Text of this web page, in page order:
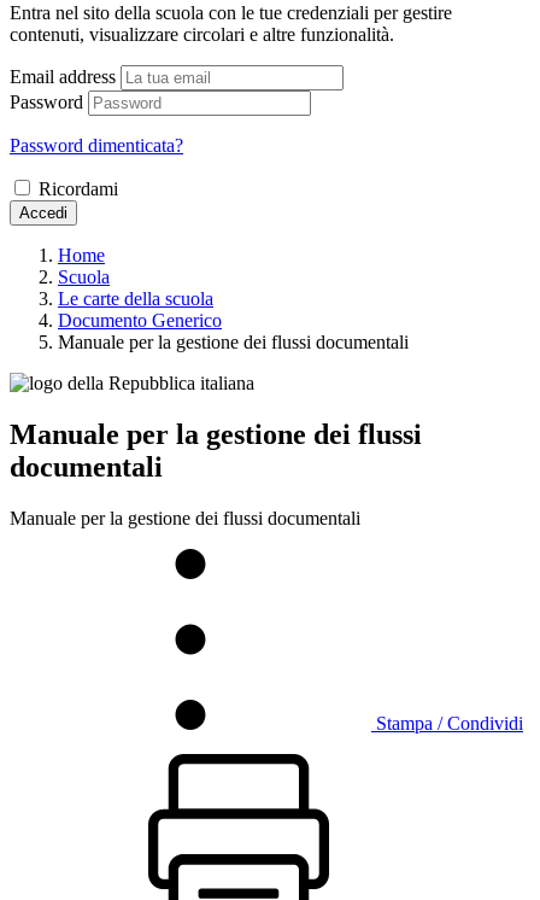
Entra nel sito della scuola con le tue credenziali per gestire
contenuti, visualizzare circolari e altre funzionalità.
Email address
Password
Password dimenticata?
Ricordami
Accedi
Home
Scuola
Le carte della scuola
Documento Generico
Manuale per la gestione dei flussi documentali
Manuale per la gestione dei flussi
documentali
Manuale per la gestione dei flussi documentali
Stampa / Condividi